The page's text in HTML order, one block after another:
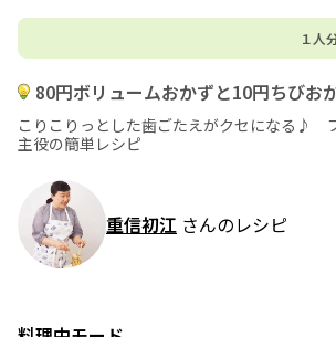
１人
80円ボリュームおかずと10円ちびお
こりこりっとした歯ごたえがクセになる♪
主役の簡単レシピ
重信初江 さんのレシピ